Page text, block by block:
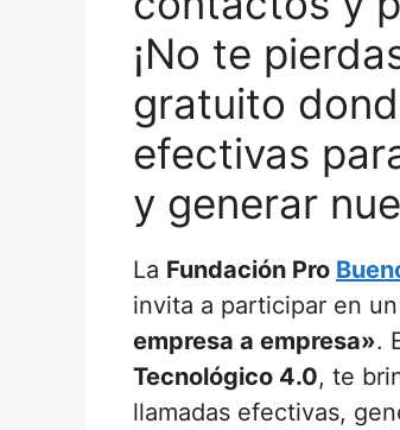
¡No te
gratuito
efectivas
y generar
La Fundación Pro
invita a participar en
empresa a empresa».
Tecnológico 4.0, te
llamadas efectivas,